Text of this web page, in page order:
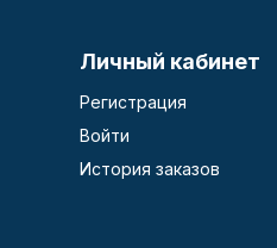
Личный кабинет
Регистрация
Войти
История заказов